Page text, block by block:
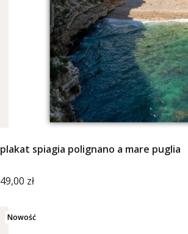
plakat spiagia polignano a mare puglia
Cena
49,00 zł
Nowość